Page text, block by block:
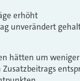
erhöht
unverändert
hätten um